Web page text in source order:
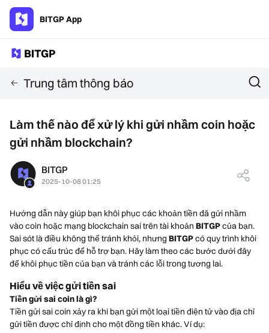
BITGP App
Trung tâm thông báo
Làm thế nào để xử lý khi gửi nhầm coin hoặc
gửi nhầm blockchain?
BITGP
2025-10-08 01:25
Hướng dẫn này giúp bạn khôi phục các khoản tiền đã gửi nhầm
vào coin hoặc mạng blockchain sai trên tài khoản BITGPcủa bạn.
Sai sót là điều không thể tránh khỏi, nhưng BITGPcó quy trình khôi
phục có cấu trúc để hỗ trợ bạn. Hãy làm theo các bước dưới đây
để khôi phục tiền của bạn và tránh các lỗi trong tương lai.
Hiểu về việc gửi tiền sai
Tiền gửi sai coin là gì?
Tiền gửi sai coin xảy ra khi bạn gửi một loại tiền điện tử vào địa chỉ
gửi tiền được chỉ định cho một đồng tiền khác. Ví dụ: